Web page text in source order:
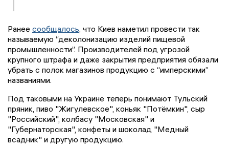
Ранее сообщалось, что Киев наметил провести так
называемую “деколонизацию изделий пищевой
промышленности”. Производителей под угрозой
крупного штрафа и даже закрытия предприятия обязали
убрать с полок магазинов продукцию с “имперскими”
названиями.
Под таковыми на Украине теперь понимают Тульский
пряник, пиво "Жигулевское", коньяк "Потёмкин", сыр
"Российский", колбасу "Московская" и
"Губернаторская", конфеты и шоколад "Медный
всадник" и другую продукцию.